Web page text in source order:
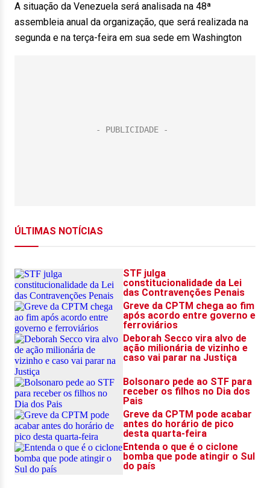
A situação da Venezuela será analisada na 48ª
assembleia anual da organização, que será realizada na
segunda e na terça-feira em sua sede em Washington